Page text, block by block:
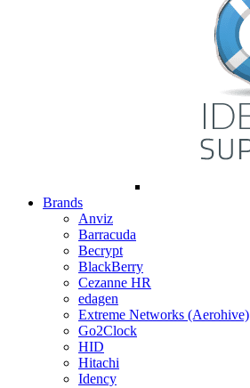
Brands
Anviz
Barracuda
Becrypt
BlackBerry
Cezanne HR
edagen
Extreme Networks (Aerohive)
Go2Clock
HID
Hitachi
Idency